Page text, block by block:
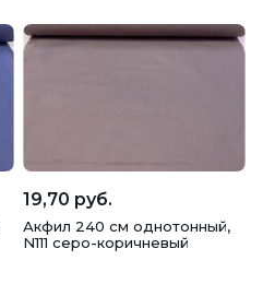
19,70 руб.
Акфил 240 см однотонный,
N111 серо-коричневый